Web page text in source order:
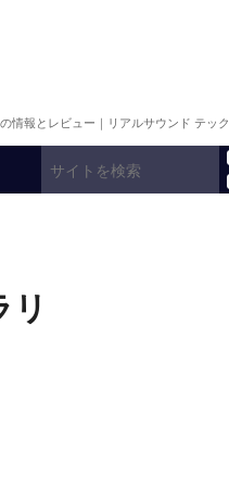
情報とレビュー｜リアルサウンド テック